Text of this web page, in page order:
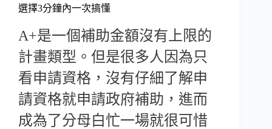
選擇3分鐘內一次搞懂
A+是一個補助金額沒有上限的
計畫類型。但是很多人因為只
看申請資格，沒有仔細了解申
請資格就申請政府補助，進而
成為了分母白忙一場就很可惜